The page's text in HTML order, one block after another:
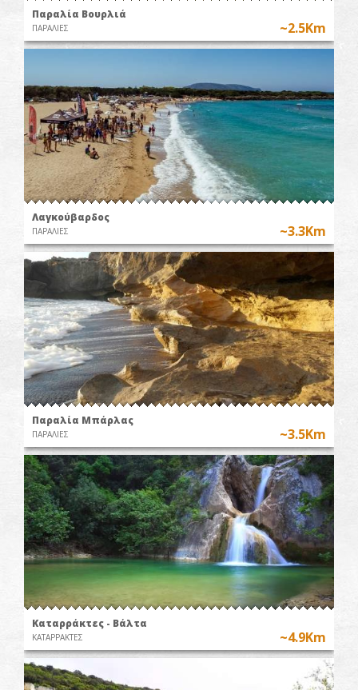
Παραλία Βουρλιά
ΠΑΡΑΛΙΕΣ ~2.5Km
Λαγκούβαρδος
ΠΑΡΑΛΙΕΣ ~3.3Km
Παραλία Μπάρλας
ΠΑΡΑΛΙΕΣ ~3.5Km
Καταρράκτες - Βάλτα
ΚΑΤΑΡΡΑΚΤΕΣ ~4.9Km